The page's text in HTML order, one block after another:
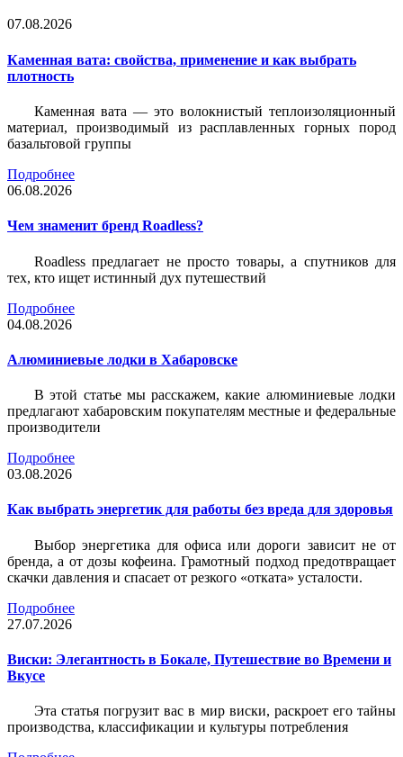
07.08.2026
Каменная вата: свойства, применение и как выбрать
плотность
Каменная вата — это волокнистый теплоизоляционный
материал, производимый из расплавленных горных пород
базальтовой группы
Подробнее
06.08.2026
Чем знаменит бренд Roadless?
Roadless предлагает не просто товары, а спутников для
тех, кто ищет истинный дух путешествий
Подробнее
04.08.2026
Алюминиевые лодки в Хабаровске
В этой статье мы расскажем, какие алюминиевые лодки
предлагают хабаровским покупателям местные и федеральные
производители
Подробнее
03.08.2026
Как выбрать энергетик для работы без вреда для здоровья
Выбор энергетика для офиса или дороги зависит не от
бренда, а от дозы кофеина. Грамотный подход предотвращает
скачки давления и спасает от резкого «отката» усталости.
Подробнее
27.07.2026
Виски: Элегантность в Бокале, Путешествие во Времени и
Вкусе
Эта статья погрузит вас в мир виски, раскроет его тайны
производства, классификации и культуры потребления